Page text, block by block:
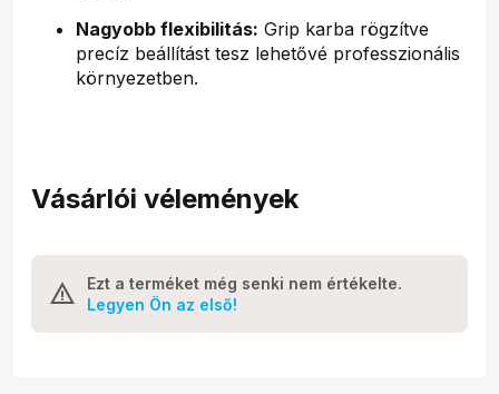
Nagyobb flexibilitás: Grip karba rögzítve
precíz beállítást tesz lehetővé professzionális
környezetben.
Vásárlói vélemények
Ezt a terméket még senki nem értékelte.
Legyen Ön az első!